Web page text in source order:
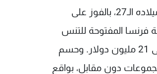
قدم لاعب التنس الإسباني رافائيل نادال هدية لنفسه احتفالا بعيد ميلاده الـ27، بالفوز على
فرنسا المفتوحة للتنس
"رولان غاروس" ثاني البطولات الأربع الكبرى، والتي تفوق جوائزها على 21 مليون دولار. وحسم
مجموعات دون مقابل، بواقع